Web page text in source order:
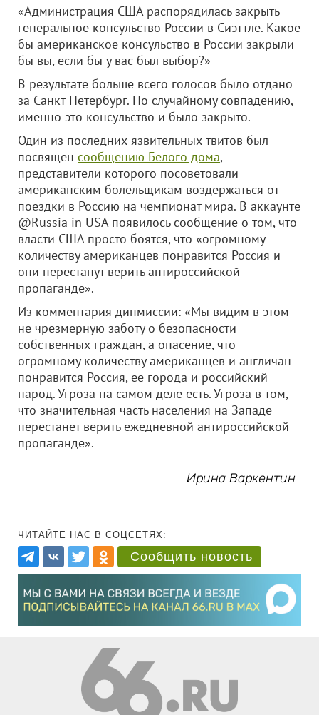
«Администрация США распорядилась закрыть
генеральное консульство России в Сиэттле. Какое
бы американское консульство в России закрыли
бы вы, если бы у вас был выбор?»
В результате больше всего голосов было отдано
за Санкт-Петербург. По случайному совпадению,
именно это консульство и было закрыто.
Один из последних язвительных твитов был
посвящен сообщению Белого дома,
представители которого посоветовали
американским болельщикам воздержаться от
поездки в Россию на чемпионат мира. В аккаунте
@Russia in USA появилось сообщение о том, что
власти США просто боятся, что «огромному
количеству американцев понравится Россия и
они перестанут верить антироссийской
пропаганде».
Из комментария дипмиссии: «Мы видим в этом
не чрезмерную заботу о безопасности
собственных граждан, а опасение, что
огромному количеству американцев и англичан
понравится Россия, ее города и российский
народ. Угроза на самом деле есть. Угроза в том,
что значительная часть населения на Западе
перестанет верить ежедневной антироссийской
пропаганде».
Ирина Варкентин
ЧИТАЙТЕ НАС В СОЦСЕТЯХ:
Сообщить новость